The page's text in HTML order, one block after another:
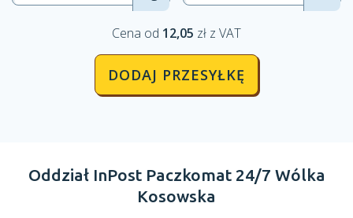
Cena od 12,05 zł z VAT
DODAJ PRZESYŁKĘ
Oddział InPost Paczkomat 24/7 Wólka
Kosowska